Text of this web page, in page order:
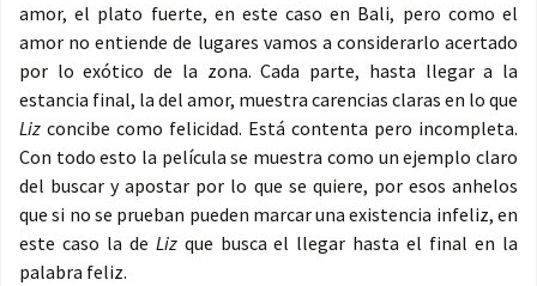
amor, el plato fuerte, en este caso en Bali, pero como el
amor no entiende de lugares vamos a considerarlo acertado
por lo exótico de la zona. Cada parte, hasta llegar a la
estancia final, la del amor, muestra carencias claras en lo que
Liz concibe como felicidad. Está contenta pero incompleta.
Con todo esto la película se muestra como un ejemplo claro
del buscar y apostar por lo que se quiere, por esos anhelos
que si no se prueban pueden marcar una existencia infeliz, en
este caso la de Lizque busca el llegar hasta el final en la
palabra feliz.